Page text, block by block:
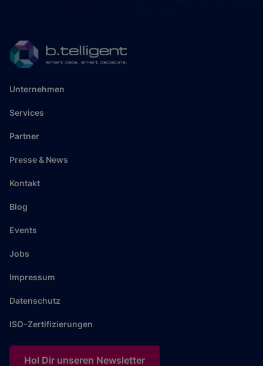
Unternehmen
Services
Partner
Presse & News
Kontakt
Blog
Events
Jobs
Impressum
Datenschutz
ISO-Zertifizierungen
Hol Dir unseren Newsletter